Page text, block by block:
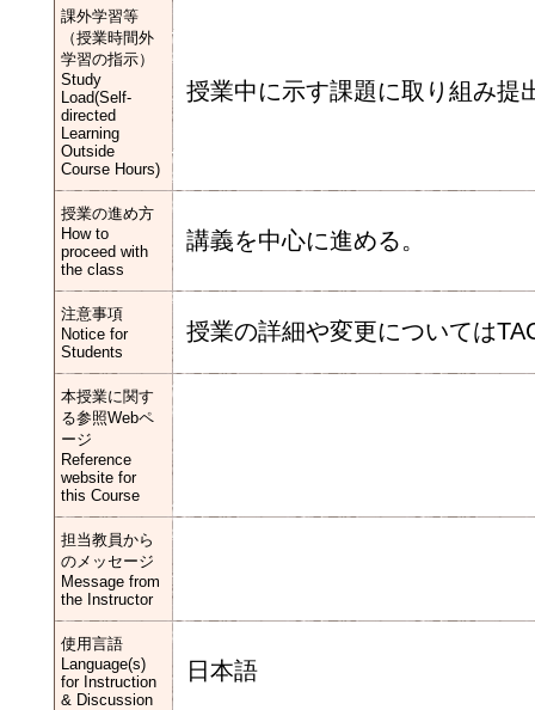
課外学習等
（授業時間外
学習の指示）
Study
Load(Self-
directed
Learning
Outside
Course Hours)
授業中に示す課題に取り組み提
授業の進め方
How to
proceed with
the class
講義を中心に進める。
注意事項
Notice for
Students
授業の詳細や変更については
本授業に関す
る参照Webペ
ージ
Reference
website for
this Course
担当教員から
のメッセージ
Message from
the Instructor
使用言語
Language(s)
for Instruction
& Discussion
日本語